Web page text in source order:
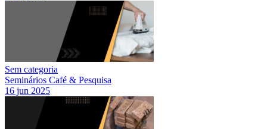
Sem categoria
Seminários Café & Pesquisa
16 jun 2025